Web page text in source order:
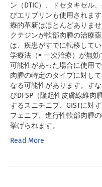
ン（DTIC）、ドセタキセル
びエリブリンも使用されま
療的革新はほとんどありま
クテジンが軟部肉腫の治療
は、疾患がすでに転移して
学療法（= 一次治療）が無
可能性があった場合に使用
肉腫の特定のタイプに対し
なる可能性があります。す
びDFSP（隆起性皮膚線維肉
するスニチニブ、GISTに対
フェニブ、進行性軟部肉腫
挙げられます。
Read More